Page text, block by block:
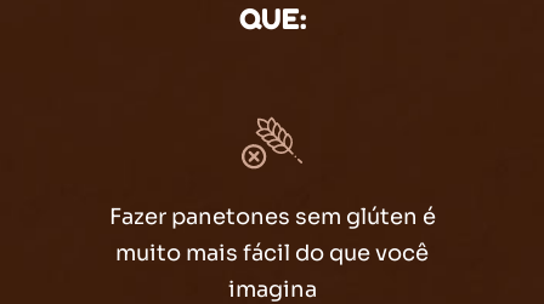
QUE:
Fazer panetones sem glúten é
muito mais fácil do que você
imagina